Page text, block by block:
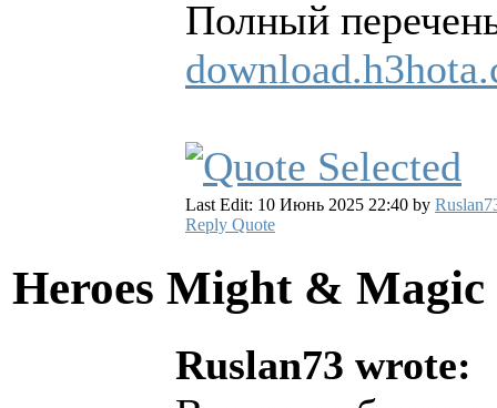
Полный
Last Edit: 10 Июнь 2025 22:40 by
Reply Quote
Heroes Might &
Ruslan73 wrote: